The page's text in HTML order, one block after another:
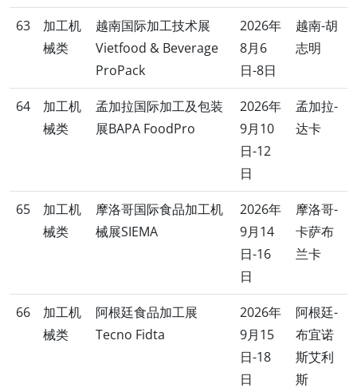
63
加工机
械类
越南国际加工技术展
Vietfood & Beverage
ProPack
2026年
8月6
日-8日
越南-胡
志明
64
加工机
械类
孟加拉国际加工及包装
展BAPA FoodPro
2026年
9月10
日-12
日
孟加拉-
达卡
65
加工机
械类
摩洛哥国际食品加工机
械展SIEMA
2026年
9月14
日-16
日
摩洛哥-
卡萨布
兰卡
66
加工机
械类
阿根廷食品加工展
Tecno Fidta
2026年
9月15
日-18
日
阿根廷-
布宜诺
斯艾利
斯